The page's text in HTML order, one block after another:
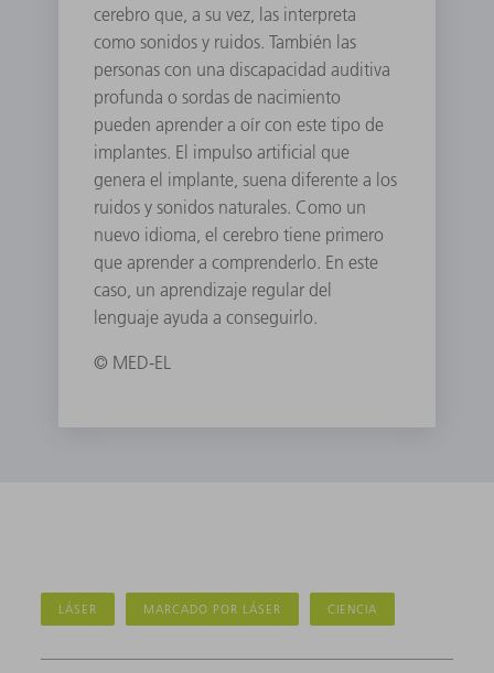
cerebro que, a su vez, las interpreta
como sonidos y ruidos. También las
personas con una discapacidad auditiva
profunda o sordas de nacimiento
pueden aprender a oír con este tipo de
implantes. El impulso artificial que
genera el implante, suena diferente a los
ruidos y sonidos naturales. Como un
nuevo idioma, el cerebro tiene primero
que aprender a comprenderlo. En este
caso, un aprendizaje regular del
lenguaje ayuda a conseguirlo.
© MED-EL
LÁSER MARCADO POR LÁSER CIENCIA